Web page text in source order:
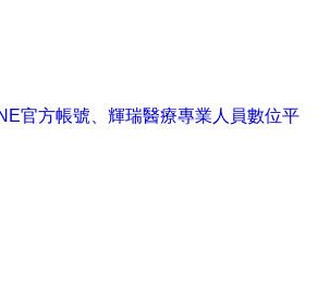
官方帳號、輝瑞醫療專業人員數位平